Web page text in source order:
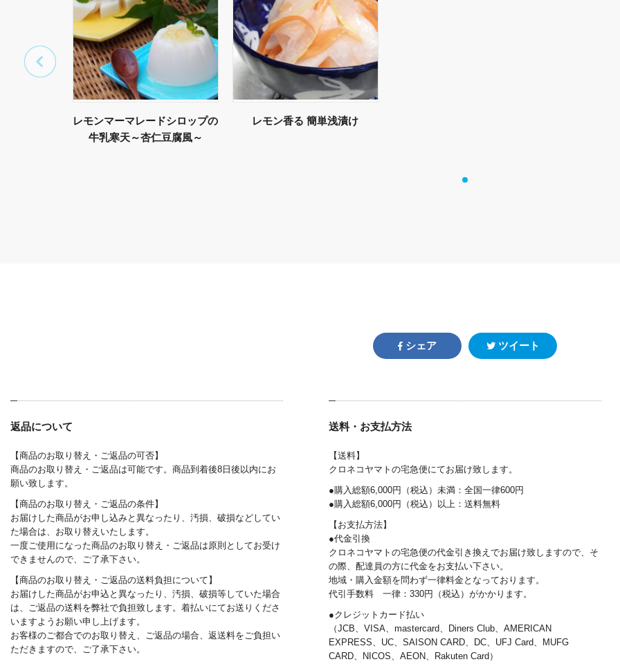
レモンマーマレードシロップの
牛乳寒天～杏仁豆腐風～
レモン香る 簡単浅漬け
シェア ツイート
返品について
【商品のお取り替え・ご返品の可否】
商品のお取り替え・ご返品は可能です。商品到着後8日後以内にお
願い致します。
【商品のお取り替え・ご返品の条件】
お届けした商品がお申し込みと異なったり、汚損、破損などしてい
た場合は、お取り替えいたします。
一度ご使用になった商品のお取り替え・ご返品は原則としてお受け
できませんので、ご了承下さい。
【商品のお取り替え・ご返品の送料負担について】
お届けした商品がお申込と異なったり、汚損、破損等していた場合
は、ご返品の送料を弊社で負担致します。着払いにてお送りくださ
いますようお願い申し上げます。
お客様のご都合でのお取り替え、ご返品の場合、返送料をご負担い
ただきますので、ご了承下さい。
送料・お支払方法
【送料】
クロネコヤマトの宅急便にてお届け致します。
●購入総額6,000円（税込）未満：全国一律600円
●購入総額6,000円（税込）以上：送料無料
【お支払方法】
●代金引換
クロネコヤマトの宅急便の代金引き換えでお届け致しますので、そ
の際、配達員の方に代金をお支払い下さい。
地域・購入金額を問わず一律料金となっております。
代引手数料 一律：330円（税込）がかかります。
●クレジットカード払い
（JCB、VISA、mastercard、Diners Club、AMERICAN
EXPRESS、UC、SAISON CARD、DC、UFJ Card、MUFG
CARD、NICOS、AEON、Rakuten Card）